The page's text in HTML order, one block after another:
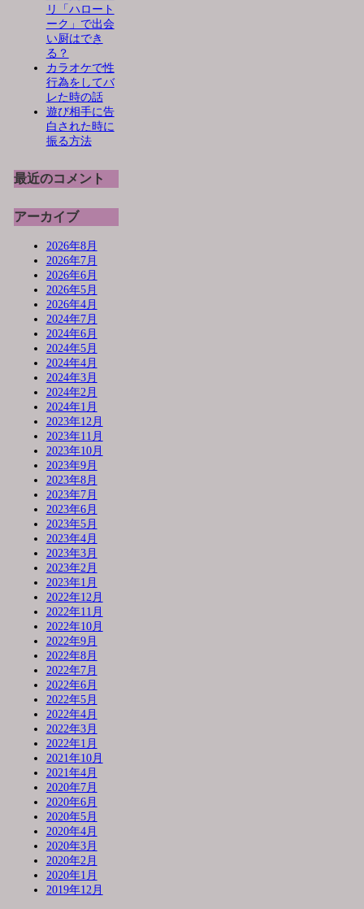
リ「ハロート
ーク」で出会
い厨はでき
る？
カラオケで性
行為をしてバ
レた時の話
遊び相手に告
白された時に
振る方法
最近のコメント
アーカイブ
2026年8月
2026年7月
2026年6月
2026年5月
2026年4月
2024年7月
2024年6月
2024年5月
2024年4月
2024年3月
2024年2月
2024年1月
2023年12月
2023年11月
2023年10月
2023年9月
2023年8月
2023年7月
2023年6月
2023年5月
2023年4月
2023年3月
2023年2月
2023年1月
2022年12月
2022年11月
2022年10月
2022年9月
2022年8月
2022年7月
2022年6月
2022年5月
2022年4月
2022年3月
2022年1月
2021年10月
2021年4月
2020年7月
2020年6月
2020年5月
2020年4月
2020年3月
2020年2月
2020年1月
2019年12月